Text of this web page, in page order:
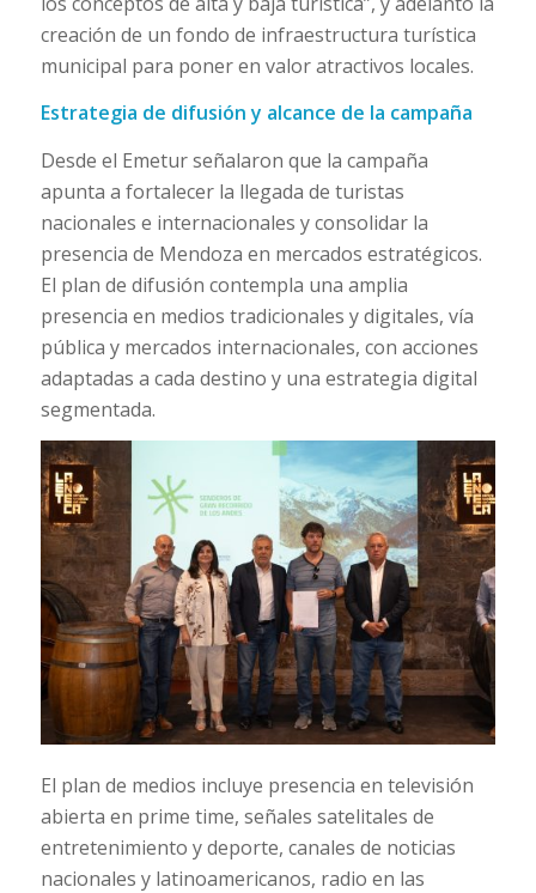
creación de un fondo de infraestructura turística
municipal para poner en valor atractivos locales.
Estrategia de difusión y alcance de la campaña
Desde el Emetur señalaron que la campaña
apunta a fortalecer la llegada de turistas
nacionales e internacionales y consolidar la
presencia de Mendoza en mercados estratégicos.
El plan de difusión contempla una amplia
presencia en medios tradicionales y digitales, vía
pública y mercados internacionales, con acciones
adaptadas a cada destino y una estrategia digital
segmentada.
El plan de medios incluye presencia en televisión
abierta en prime time, señales satelitales de
entretenimiento y deporte, canales de noticias
nacionales y latinoamericanos, radio en las